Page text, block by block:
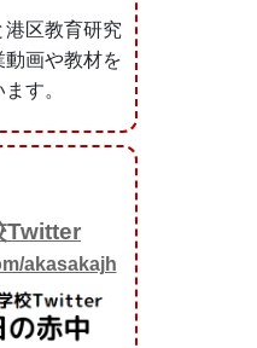
港区教育研究
画や教材を
す。
Twitter
akasakajh